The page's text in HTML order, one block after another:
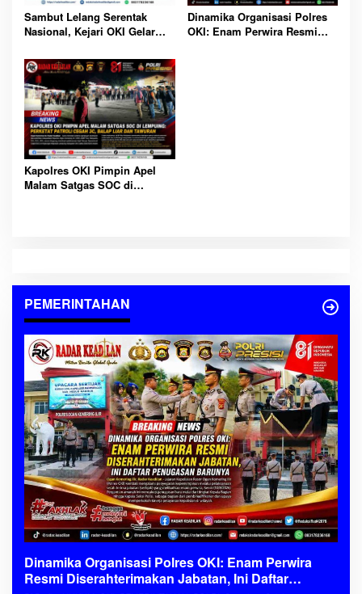
Sambut Lelang Serentak
Nasional, Kejari OKI Gelar
dan Edukasi Masyarakat di
CFD Kayuagung
Dinamika Organisasi Polres
OKI: Enam Perwira Resmi
Kapolres OKI Pimpin Apel
Malam Satgas SOC di
PEMERINTAHAN
Dinamika Organisasi Polres OKI: Enam Perwira
Resmi Diserahterimakan Jabatan, Ini Daftar